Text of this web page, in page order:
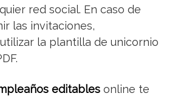
red social. En caso de
las invitaciones,
la plantilla de unicornio
editables online te